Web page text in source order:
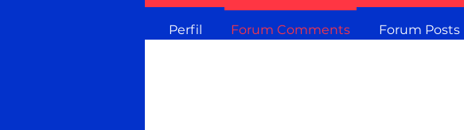
Perfil Forum Comments Forum Posts